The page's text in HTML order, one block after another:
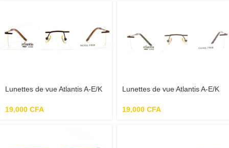
Lunettes de vue Atlantis A-E/K
19,000 CFA
Lunettes de vue Atlantis A-E/K
19,000 CFA